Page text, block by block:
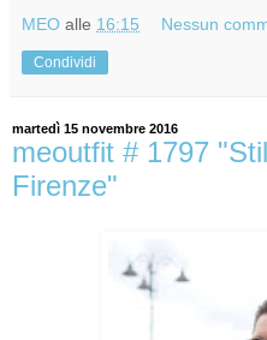
MEO alle 16:15 Nessun
Condividi
martedì 15 novembre 2016
meoutfit # 1797
Firenze"